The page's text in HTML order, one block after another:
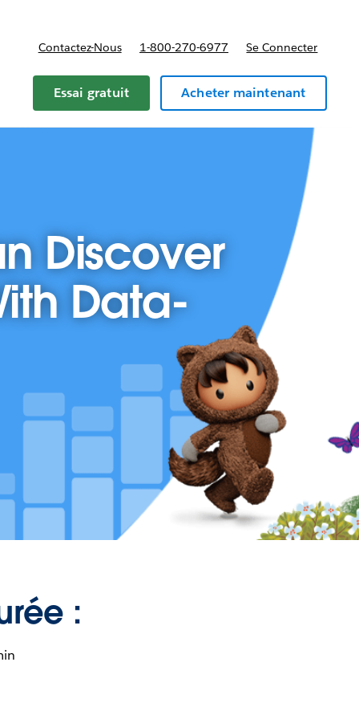
Contactez-Nous 1-800-270-6977 Se Connecter
Essai gratuit Acheter maintenant
Discover
Data-
: